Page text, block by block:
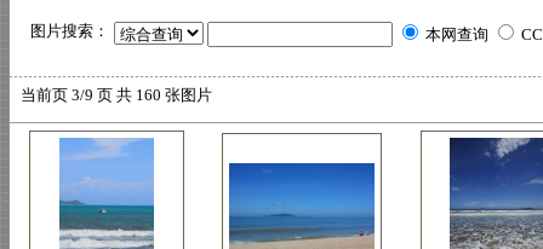
图片搜索： 本网查询
当前页 3/9 页 共 160 张图片